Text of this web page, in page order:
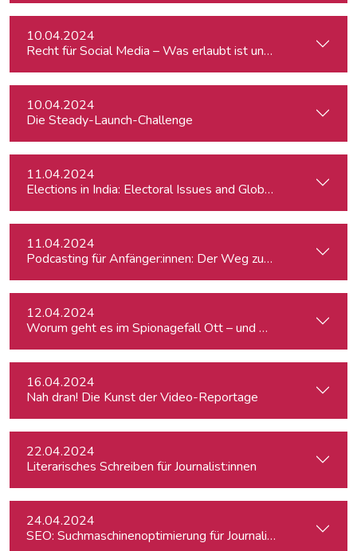
10.04.2024
Recht für Social Media – Was erlaubt ist und wie wir uns
10.04.2024
Die Steady-Launch-Challenge
11.04.2024
Elections in India: Electoral Issues and Global Ambitions
11.04.2024
Podcasting für Anfänger:innen: Der Weg zum eigenen
12.04.2024
Worum geht es im Spionagefall Ott – und wie reagiert die
16.04.2024
Nah dran! Die Kunst der Video-Reportage
22.04.2024
Literarisches Schreiben für Journalist:innen
24.04.2024
SEO: Suchmaschinenoptimierung für Journalist:innen